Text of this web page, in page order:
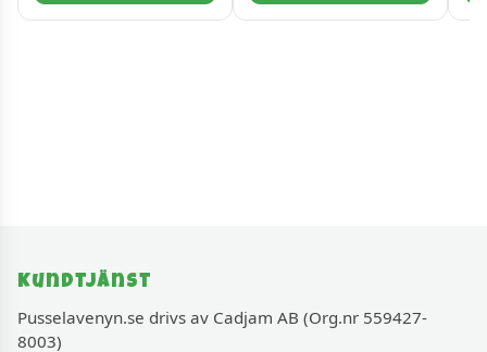
Kundtjänst
Pusselavenyn.se drivs av Cadjam AB (Org.nr 559427-
8003)